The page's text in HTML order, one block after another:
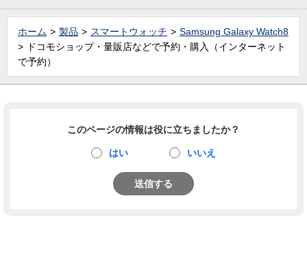
ホーム 製品 スマートウォッチ
Samsung Galaxy Watch8
ドコモショップ・量販店などで予約・購入（インターネット
で予約）
このページの情報は役に立ちましたか？
はい いいえ
送信する